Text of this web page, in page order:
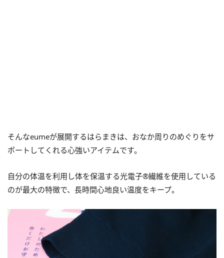
そんなeumeが展開するはらまきは、おなか周りのめぐりをサ
ポートしてくれる心強いアイテムです。
自分の体温を利用し体を保温する光電子®繊維を使用している
のが最大の特徴で、長時間心地良い温度をキープ。